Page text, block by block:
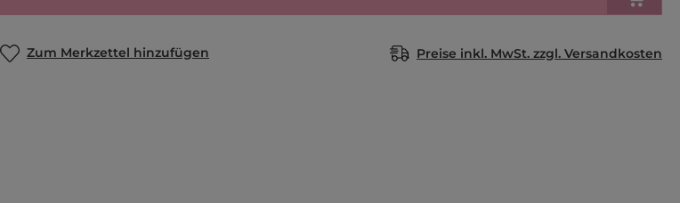
Zum Merkzettel hinzufügen Preise inkl. MwSt. zzgl. Versandkosten